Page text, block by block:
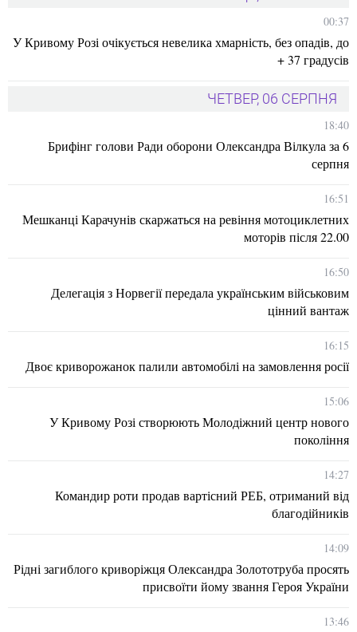
00:37
У Кривому Розі очікується невелика хмарність, без опадів, до
+ 37 градусів
ЧЕТВЕР, 06 СЕРПНЯ
18:40
Брифінг голови Ради оборони Олександра Вілкула за 6
серпня
16:51
Мешканці Карачунів скаржаться на ревіння мотоциклетних
моторів після 22.00
16:50
Делегація з Норвегії передала українським військовим
цінний вантаж
16:15
Двоє криворожанок палили автомобілі на замовлення росії
15:06
У Кривому Розі створюють Молодіжний центр нового
покоління
14:27
Командир роти продав вартісний РЕБ, отриманий від
благодійників
14:09
Рідні загиблого криворіжця Олександра Золототруба просять
присвоїти йому звання Героя України
13:46